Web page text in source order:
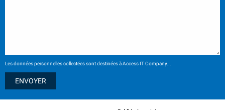
Les données personnelles collectées sont destinées à Access IT Company...